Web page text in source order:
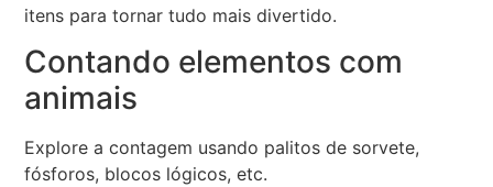
itens para tornar tudo mais divertido.
Contando elementos com
animais
Explore a contagem usando palitos de sorvete,
fósforos, blocos lógicos, etc.